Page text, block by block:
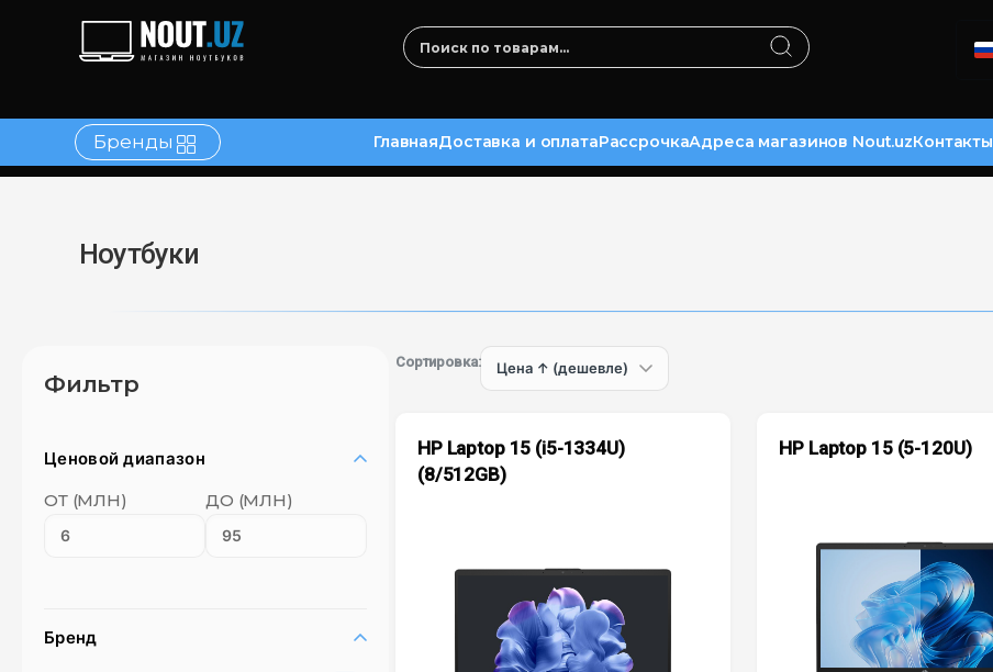
Бренды ГлавнаяДоставка и оплатаРассрочкаАдреса магазинов Nout.uzКонтакты
Ноутбуки
Фильтр
Ценовой диапазон
ОТ (МЛН)
ДО (МЛН)
Бренд
Сортировка:
HP Laptop 15 (i5-1334U)
(8/512GB)
HP Laptop 15 (5-120U)